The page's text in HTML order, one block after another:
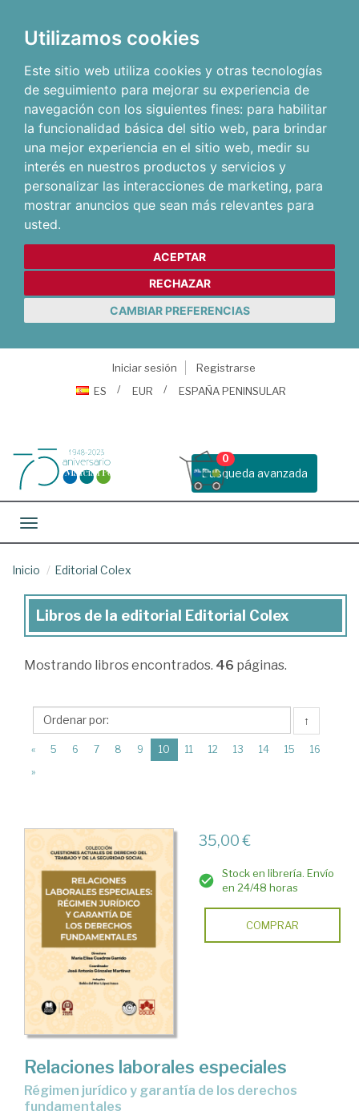
Utilizamos cookies
Este sitio web utiliza cookies y otras tecnologías
de seguimiento para mejorar su experiencia de
navegación con los siguientes fines: para habilitar
la funcionalidad básica del sitio web, para brindar
una mejor experiencia en el sitio web, medir su
interés en nuestros productos y servicios y
personalizar las interacciones de marketing, para
mostrar anuncios que sean más relevantes para
usted.
ACEPTAR
RECHAZAR
CAMBIAR PREFERENCIAS
Iniciar sesión
Registrarse
ES
EUR ESPAÑA PENINSULAR
Busqueda avanzada
0
Toggle navigation
Inicio Editorial Colex
Libros
la
Editorial
Colex
Libros de la editorial Editorial Colex
Mostrando libros encontrados. 46 páginas.
↑
« 5 6 7 8 9 10 (current)
11 12 13 14 15
16
»
35,00 €
Stock en librería. Envío
en 24/48 horas
COMPRAR
Relaciones laborales especiales
régimen jurídico y garantía de los derechos
fundamentales